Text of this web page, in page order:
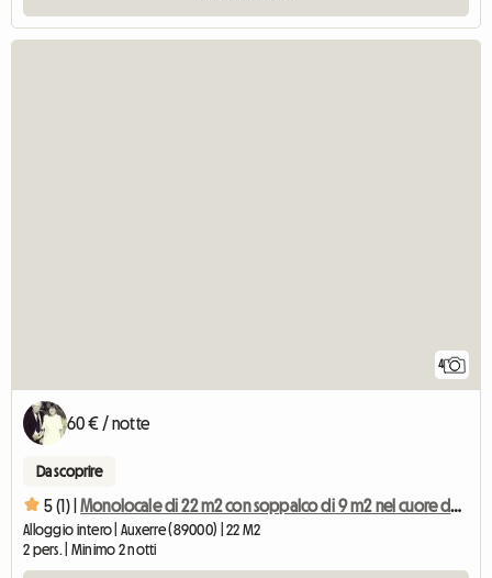
4
60 € / notte
Da scoprire
5 (1) | Monolocale di 22 m2 con soppalco di 9 m2 nel cuore della città di Auxerre
Alloggio intero | Auxerre (89000) | 22 M2
2 pers. | Minimo 2 notti